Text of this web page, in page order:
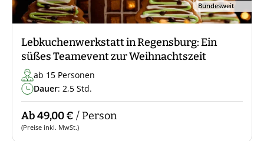
Bundesweit
Lebkuchenwerkstatt in Regensburg: Ein
süßes Teamevent zur Weihnachtszeit
ab 15 Personen
Dauer: 2,5 Std.
Ab 49,00 € / Person
(Preise inkl. MwSt.)